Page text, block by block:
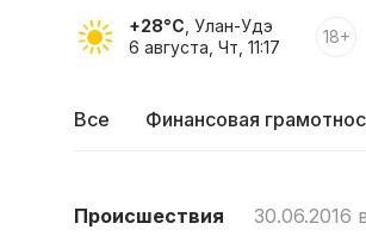
+28°C , Улан-Удэ
6 августа, Чт, 11:17
18+
Все Финансовая
Происшествия 30.06.2016